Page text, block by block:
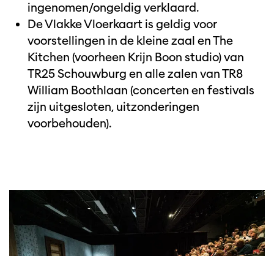
ingenomen/ongeldig verklaard.
De Vlakke Vloerkaart is geldig voor
voorstellingen in de kleine zaal en The
Kitchen (voorheen Krijn Boon studio) van
TR25 Schouwburg en alle zalen van TR8
William Boothlaan (concerten en festivals
zijn uitgesloten, uitzonderingen
voorbehouden).
Inzoomen